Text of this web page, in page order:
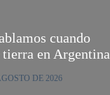
cuando
tierra en Argentina
DE 2026